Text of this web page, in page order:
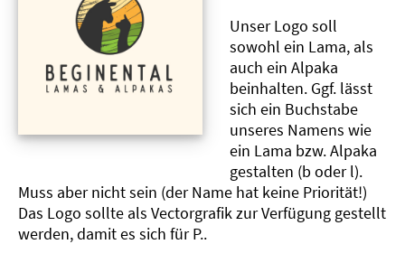
Unser Logo soll
sowohl ein Lama, als
auch ein Alpaka
beinhalten. Ggf. lässt
sich ein Buchstabe
unseres Namens wie
ein Lama bzw. Alpaka
gestalten (b oder l).
Muss aber nicht sein (der Name hat keine Priorität!)
Das Logo sollte als Vectorgrafik zur Verfügung gestellt
werden, damit es sich für P..